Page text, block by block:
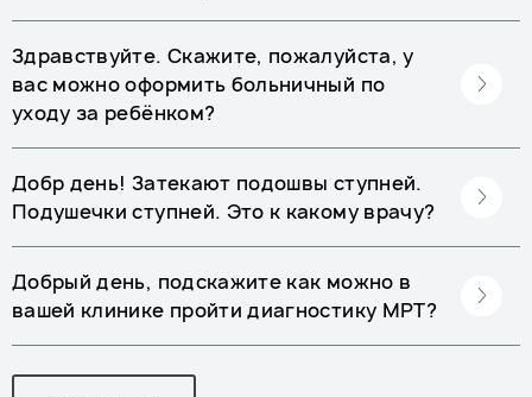
Здравствуйте. Скажите, пожалуйста, у
вас можно оформить больничный по
уходу за ребёнком?
Добр день! Затекают подошвы ступней.
Подушечки ступней. Это к какому врачу?
Добрый день, подскажите как можно в
вашей клинике пройти диагностику МРТ?